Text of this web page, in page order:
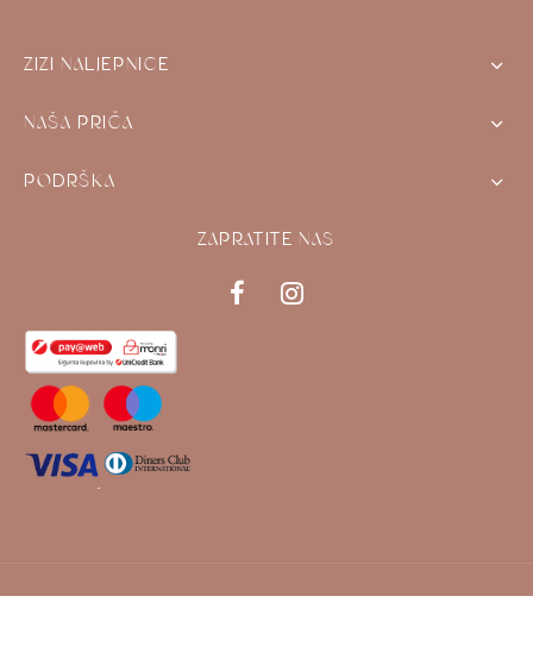
ZIZI NALJEPNICE
NAŠA PRIČA
PODRŠKA
ZAPRATITE NAS